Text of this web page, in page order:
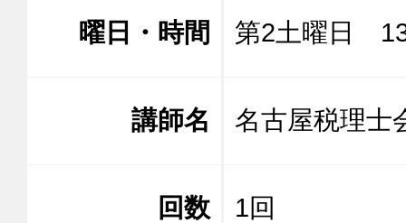
曜日・時間 第2土曜日
講師名 名古屋税
回数 1回